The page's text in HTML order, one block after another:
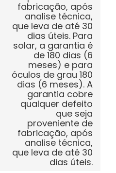
fabricação, após
analise técnica,
que leva de até 30
dias úteis. Para
solar, a garantia é
de 180 dias (6
meses) e para
óculos de grau 180
dias (6 meses). A
garantia cobre
qualquer defeito
que seja
proveniente de
fabricação, após
analise técnica,
que leva de até 30
dias úteis.